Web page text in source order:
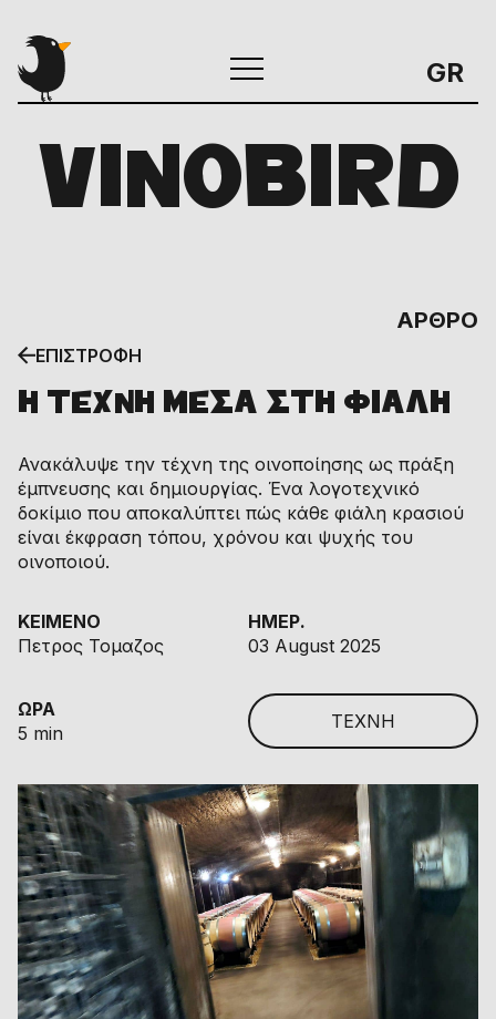
GR
VINOBIRD
ΕΠΙΣΤΡΟΦΗ
ΑΡΘΡΟ
Η ΤΕΧΝΗ ΜΕΣΑ ΣΤΗ ΦΙΑΛΗ
Ανακάλυψε την τέχνη της οινοποίησης ως πράξη
έμπνευσης και δημιουργίας. Ένα λογοτεχνικό
δοκίμιο που αποκαλύπτει πώς κάθε φιάλη κρασιού
είναι έκφραση τόπου, χρόνου και ψυχής του
οινοποιού.
ΚΕΙΜΕΝΟ
Πετρος Τομαζος
ΗΜΕΡ.
03 August 2025
ΩΡΑ
5 min
ΤΕΧΝΗ